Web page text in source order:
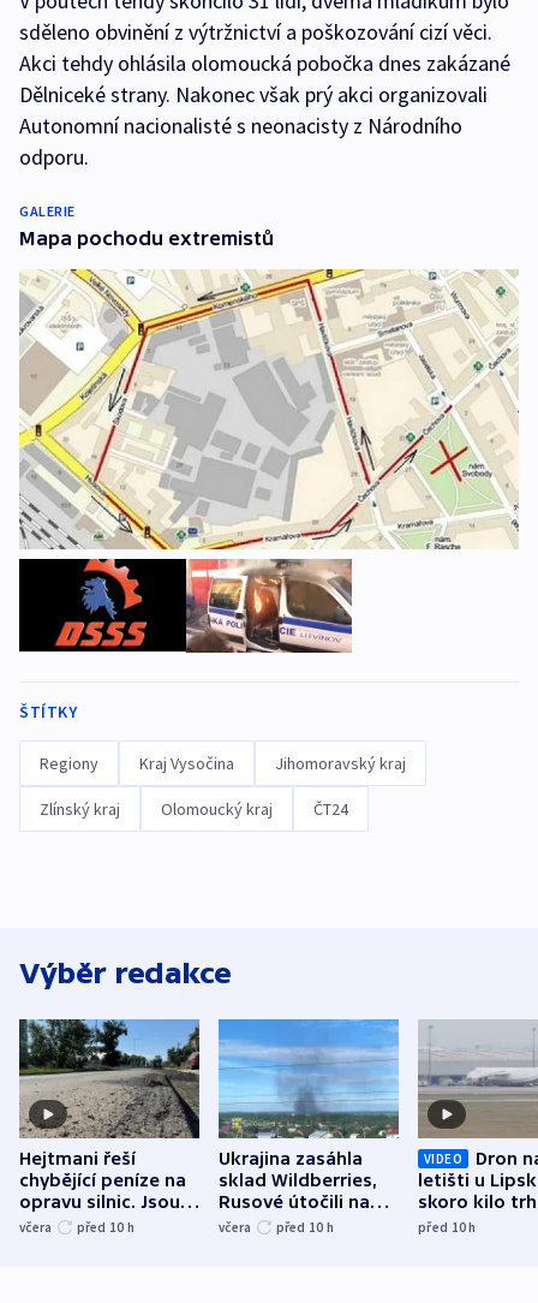
sděleno obvinění z výtržnictví a poškozování cizí věci.
Akci tehdy ohlásila olomoucká pobočka dnes zakázané
Dělniceké strany. Nakonec však prý akci organizovali
Autonomní nacionalisté s neonacisty z Národního
odporu.
GALERIE
Mapa pochodu extremistů
ŠTÍTKY
Regiony Kraj Vysočina Jihomoravský kraj
Zlínský kraj Olomoucký kraj ČT24
Výběr redakce
Hejtmani řeší
chybějící peníze na
opravu silnic. Jsou
nenárokové, namítá
včera před 10 h
Ukrajina zasáhla
sklad Wildberries,
Rusové útočili na
trh, hasiče či
včera před 10 h
VIDEO
Dron
letišti u
skoro kilo
indicie
před 10h